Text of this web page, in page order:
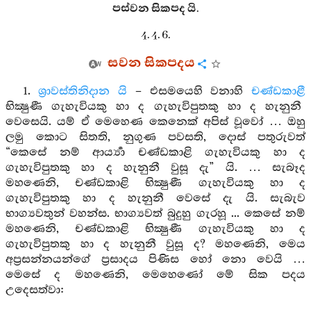
පස්වන සිකපද යි.
4. 4. 6.
සවන සිකපදය
1.ශ්‍රාවස්තිනිදාන යි – එසමයෙහි වනාහිචණ්ඩකාළී
භික්‍ෂුණී ගැහැවියකු හා ද ගැහැවිපුතකු හා ද හැනුනී
වෙසෙයි. යම් ඒ මෙහෙණ කෙනෙක් අපිස් වූවෝ … ඔහු
ලමු කොට සිතති, නුගුණ පවසති, දොස් පතුරුවත්
“කෙසේ නම් ආර්‍ය්‍යා චණ්ඩකාළි ගැහැවියකු හා ද
ගැහැවිපුතකු හා ද හැනුනී වුසූ දැ” යි. … සැබෑද
මහණෙනි, චණ්ඩකාළි භික්‍ෂුණී ගැහැවියකු හා ද
ගැහැවිපුතකු හා ද හැනුනී වෙසේ දැ යි. සැබැව
භාග්‍යවතුන් වහන්ස. භාග්‍යවත් බුදුහු ගැරහූ ... කෙසේ නම්
මහණෙනි, චණ්ඩකාළි භික්‍ෂුණී ගැහැවියකු හා ද
ගැහැවිපුතකු හා ද හැනුනී වුසූ ද? මහණෙනි, මෙය
අප්‍රසන්නයන්ගේ ප්‍රසාදය පිණිස හෝ නො වෙයි …
මෙසේ ද මහණෙනි, මෙහෙණෝ මේ සික පදය
උදෙසත්වා: